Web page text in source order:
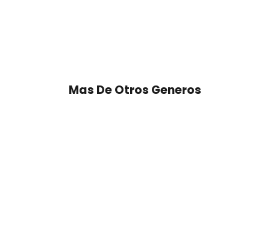
Mas De Otros Generos